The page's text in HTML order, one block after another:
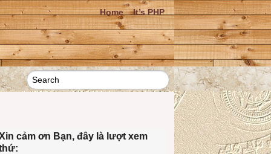
Home It’s PHP
cảm ơn Bạn, đây là lượt xem